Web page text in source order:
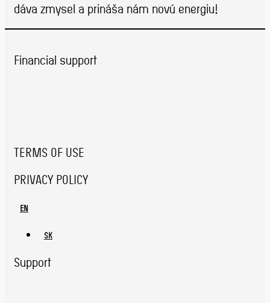
dáva zmysel a prináša nám novú energiu!
Financial support
TERMS OF USE
PRIVACY POLICY
EN
SK
Support